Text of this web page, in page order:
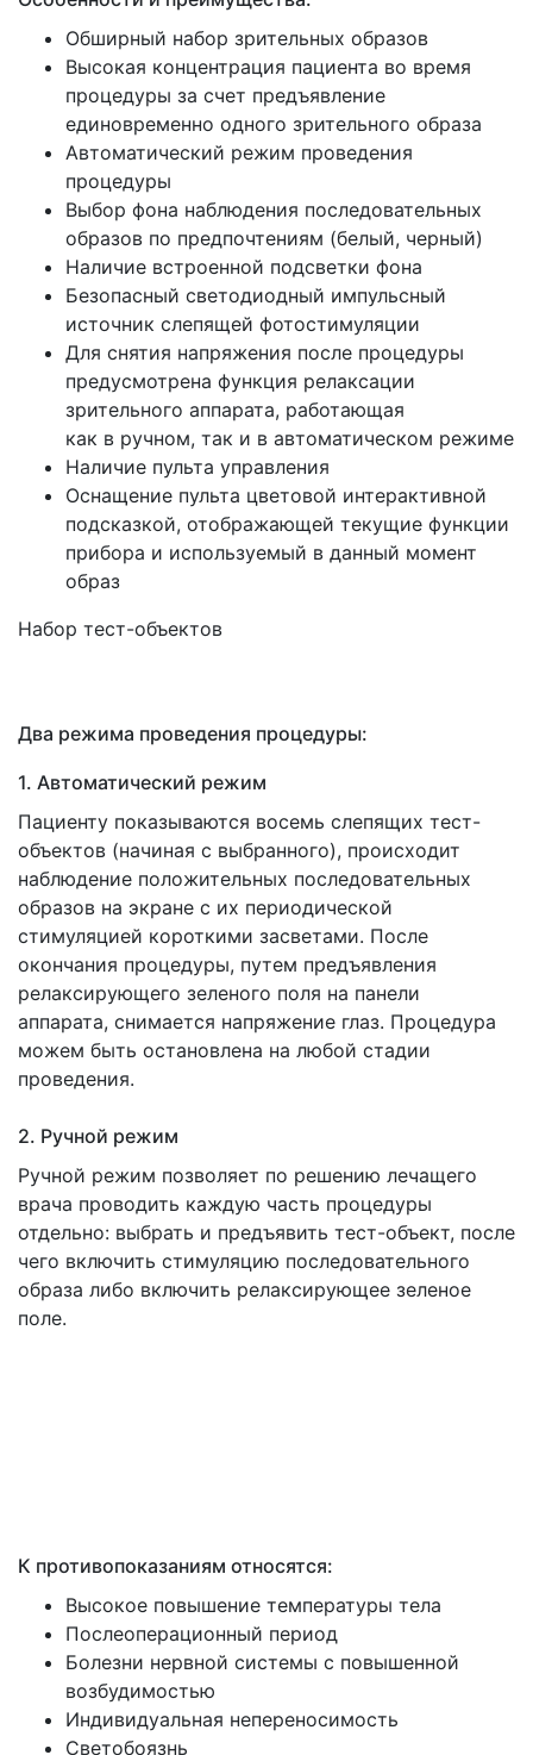
Обширный набор зрительных образов
Высокая концентрация пациента во время
процедуры за счет предъявление
единовременно одного зрительного образа
Автоматический режим проведения
процедуры
Выбор фона наблюдения последовательных
образов по предпочтениям (белый, черный)
Наличие встроенной подсветки фона
Безопасный светодиодный импульсный
источник слепящей фотостимуляции
Для снятия напряжения после процедуры
предусмотрена функция релаксации
зрительного аппарата, работающая
как в ручном, так и в автоматическом режиме
Наличие пульта управления
Оснащение пульта цветовой интерактивной
подсказкой, отображающей текущие функции
прибора и используемый в данный момент
образ
Набор тест-объектов
Два режима проведения процедуры:
1. Автоматический режим
Пациенту показываются восемь слепящих тест-
объектов (начиная с выбранного), происходит
наблюдение положительных последовательных
образов на экране с их периодической
стимуляцией короткими засветами. После
окончания процедуры, путем предъявления
релаксирующего зеленого поля на панели
аппарата, снимается напряжение глаз. Процедура
можем быть остановлена на любой стадии
проведения.
2. Ручной режим
Ручной режим позволяет по решению лечащего
врача проводить каждую часть процедуры
отдельно: выбрать и предъявить тест-объект, после
чего включить стимуляцию последовательного
образа либо включить релаксирующее зеленое
поле.
К противопоказаниям относятся:
Высокое повышение температуры тела
Послеоперационный период
Болезни нервной системы с повышенной
возбудимостью
Индивидуальная непереносимость
Светобоязнь